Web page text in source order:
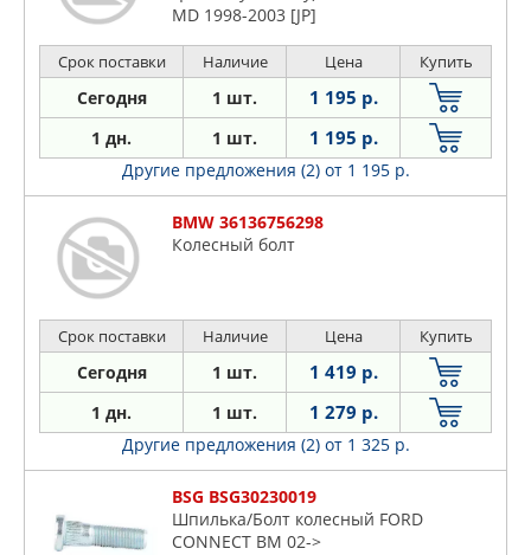
MD 1998-2003 [JP]
Срок поставки Наличие Цена Купить
Сегодня 1 шт. 1 195 р.
1 дн. 1 шт. 1 195 р.
Другие предложения (2) от 1 195 р.
BMW 36136756298
Колесный болт
Срок поставки Наличие Цена Купить
Сегодня 1 шт. 1 419 р.
1 дн. 1 шт. 1 279 р.
Другие предложения (2) от 1 325 р.
BSG BSG30230019
Шпилька/Болт колесный FORD
CONNECT BM 02->